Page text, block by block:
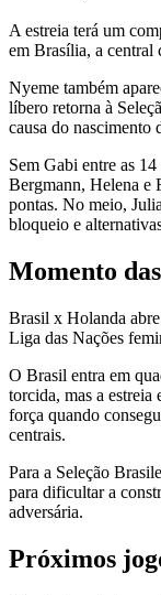
A estreia terá um
em Brasília, a central
Nyeme também
líbero retorna à
causa do nascimento
Sem Gabi entre as
Bergmann, Helena e
pontas. No meio,
bloqueio e
Momento
Brasil x Holanda
Liga das Nações
O Brasil entra em
torcida, mas a estreia
força quando
centrais.
Para a Seleção
para dificultar a
adversária.
Próximos